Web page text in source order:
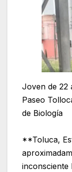
Joven de 22
Paseo
de Biología
**Toluca,
inconsciente